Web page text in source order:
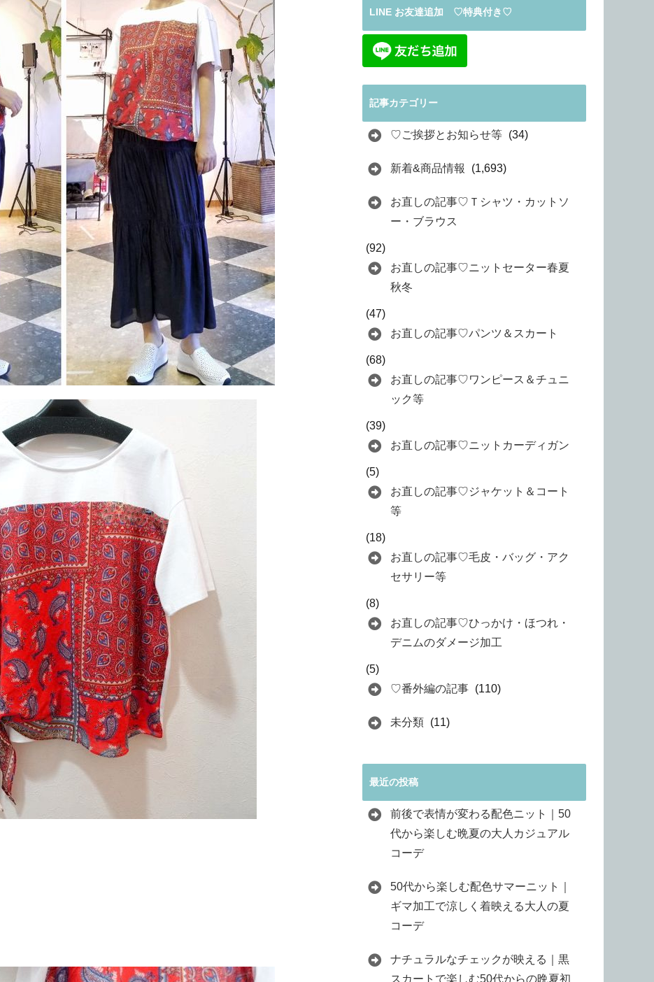
LINE お友達追加 ♡特典付き♡
記事カテゴリー
♡ご挨拶とお知らせ等 (34)
新着&商品情報 (1,693)
お直しの記事♡Ｔシャツ・カットソ
ー・ブラウス
(92)
お直しの記事♡ニットセーター春夏
秋冬
(47)
お直しの記事♡パンツ＆スカート
(68)
お直しの記事♡ワンピース＆チュニ
ック等
(39)
お直しの記事♡ニットカーディガン
(5)
お直しの記事♡ジャケット＆コート
等
(18)
お直しの記事♡毛皮・バッグ・アク
セサリー等
(8)
お直しの記事♡ひっかけ・ほつれ・
デニムのダメージ加工
(5)
♡番外編の記事 (110)
未分類 (11)
最近の投稿
前後で表情が変わる配色ニット｜50
代から楽しむ晩夏の大人カジュアル
コーデ
50代から楽しむ配色サマーニット｜
ギマ加工で涼しく着映える大人の夏
コーデ
ナチュラルなチェックが映える｜黒
スカートで楽しむ50代からの晩夏初